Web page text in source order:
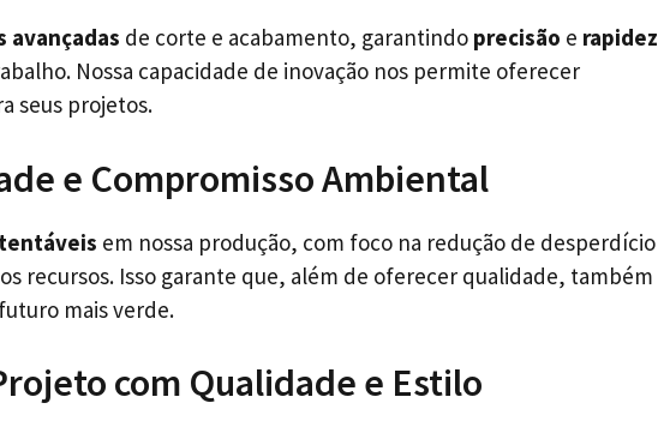
avançadas de corte e acabamento, garantindo precisão e rapidez
Nossa capacidade de inovação nos permite oferecer
seus projetos.
e Compromisso Ambiental
em nossa produção, com foco na redução de desperdício
recursos. Isso garante que, além de oferecer qualidade, também
mais verde.
com Qualidade e Estilo